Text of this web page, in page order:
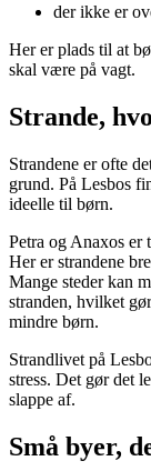
der ikke er
Her er plads til at
skal være på vagt.
Strande,
Strandene er ofte
grund. På Lesbos
ideelle til børn.
Petra og Anaxos er
Her er strandene
Mange steder kan
stranden, hvilket
mindre børn.
Strandlivet på
stress. Det gør det
slappe af.
Små byer,